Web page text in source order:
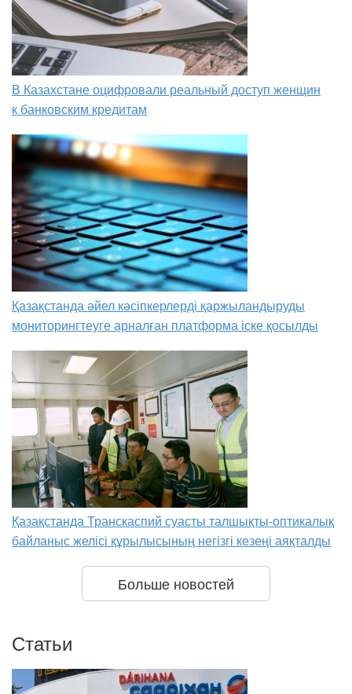
В Казахстане оцифровали реальный доступ женщин
к банковским кредитам
Қазақстанда әйел кәсіпкерлерді қаржыландыруды
мониторингтеуге арналған платформа іске қосылды
Қазақстанда Транскаспий суасты талшықты-оптикалық
байланыс желісі құрылысының негізгі кезеңі аяқталды
Больше новостей
Статьи